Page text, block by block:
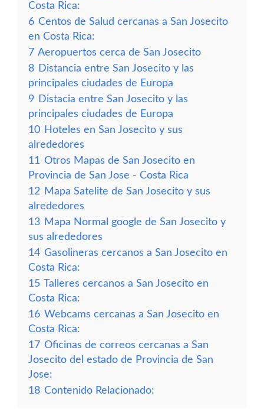
Costa Rica:
6 Centos de Salud cercanas a San Josecito
en Costa Rica:
7 Aeropuertos cerca de San Josecito
8 Distancia entre San Josecito y las
principales ciudades de Europa
9 Distacia entre San Josecito y las
principales ciudades de Europa
10 Hoteles en San Josecito y sus
alrededores
11 Otros Mapas de San Josecito en
Provincia de San Jose - Costa Rica
12 Mapa Satelite de San Josecito y sus
alrededores
13 Mapa Normal google de San Josecito y
sus alrededores
14 Gasolineras cercanos a San Josecito en
Costa Rica:
15 Talleres cercanos a San Josecito en
Costa Rica:
16 Webcams cercanas a San Josecito en
Costa Rica:
17 Oficinas de correos cercanas a San
Josecito del estado de Provincia de San
Jose:
18 Contenido Relacionado: